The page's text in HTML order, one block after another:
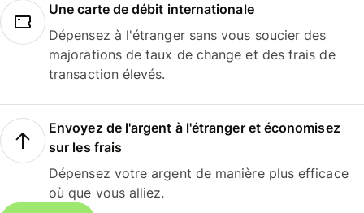
Une carte de débit internationale
Dépensez à l'étranger sans vous soucier des
majorations de taux de change et des frais de
transaction élevés.
Envoyez de l'argent à l'étranger et économisez
sur les frais
Dépensez votre argent de manière plus efficace
où que vous alliez.